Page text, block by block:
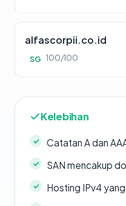
alfascorpii.co.id
SG 100/100
Kelebihan
Catatan A dan
SAN mencakup
Hosting IPv4